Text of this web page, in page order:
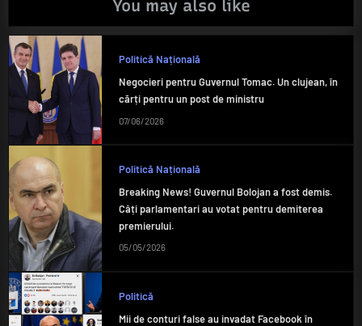
You may also like
Politică Națională
Negocieri pentru Guvernul Tomac. Un clujean, în
cărți pentru un post de ministru
07/06/2026
Politică Națională
Breaking News! Guvernul Bolojan a fost demis.
Câți parlamentari au votat pentru demiterea
premierului.
05/05/2026
Politică
Mii de conturi false au invadat Facebook în